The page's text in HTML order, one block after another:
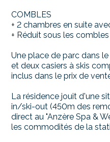
COMBLES
+ 2 chambres en suite
+ Réduit sous les combles
Une place de parc dans
et deux casiers à skis
inclus dans le prix de
La résidence jouit d'une
in/ski-out (450m des
direct au "Anzère Spa &
les commodités de la